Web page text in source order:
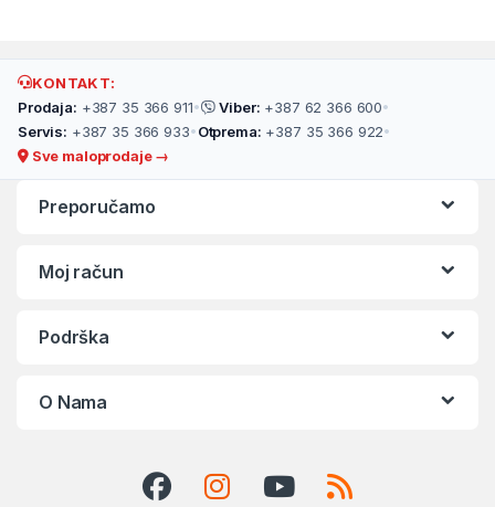
KONTAKT:
Prodaja: +387 35 366 911• Viber: +387 62 366 600•
Servis: +387 35 366 933• Otprema: +387 35 366 922•
Sve maloprodaje →
Preporučamo
Moj račun
Podrška
O Nama